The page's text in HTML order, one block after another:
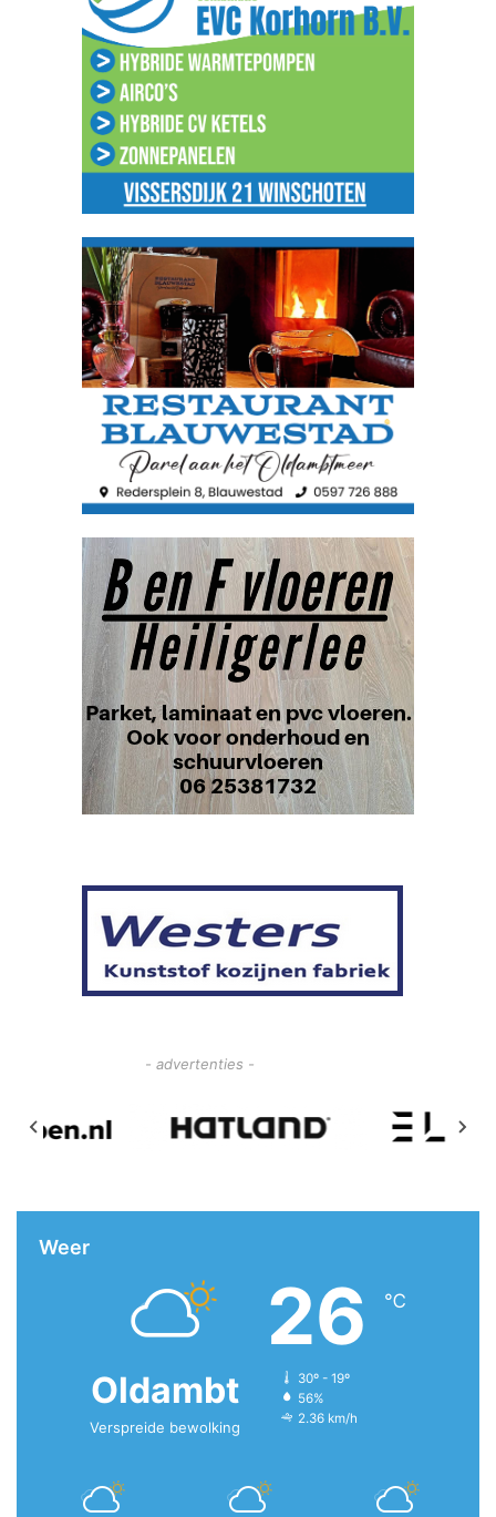
- advertenties -
Weer
Oldambt
Verspreide bewolking
26 ℃
30º - 19º
56%
2.36 km/h